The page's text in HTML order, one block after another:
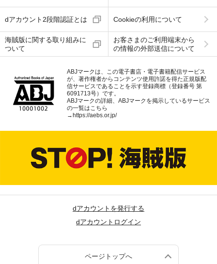
dアカウント2段階認証とは Cookieの利用について
海賊版に関する取り組みに
ついて
お客さまのご利用端末から
の情報の外部送信について
ABJマークは、この電子書店・電子書籍配信サービス
が、著作権者からコンテンツ使用許諾を得た正規版配
信サービスであることを示す登録商標（登録番号 第
6091713号）です。
ABJマークの詳細、ABJマークを掲示しているサービス
の一覧はこちら
→ https://aebs.or.jp/
dアカウントを発行する
dアカウントログイン
ページトップへ